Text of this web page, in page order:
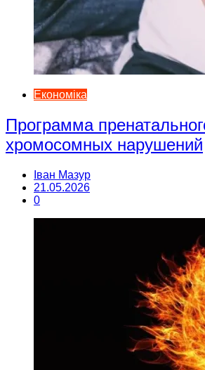
Економіка
Программа
хромосомных нарушений
Іван Мазур
21.05.2026
0